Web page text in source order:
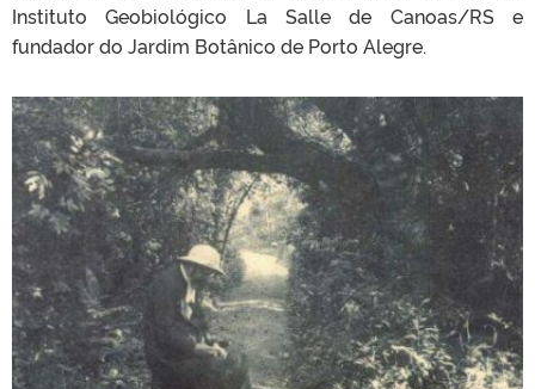
Instituto Geobiológico La Salle de Canoas/RS e
fundador do Jardim Botânico de Porto Alegre.